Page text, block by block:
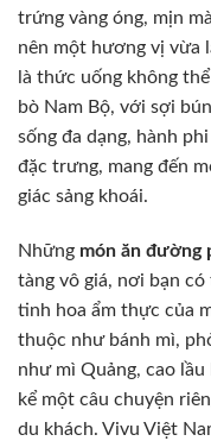
trứng vàng óng, mịn
nên một hương vị vừa
là thức uống không
bò Nam Bộ, với sợi
sống đa dạng, hành
đặc trưng, mang đến
giác sảng khoái.
Những món ăn đường
tàng vô giá, nơi bạn có
tinh hoa ẩm thực của
thuộc như bánh mì,
như mì Quảng, cao
kể một câu chuyện
du khách. Vivu Việt